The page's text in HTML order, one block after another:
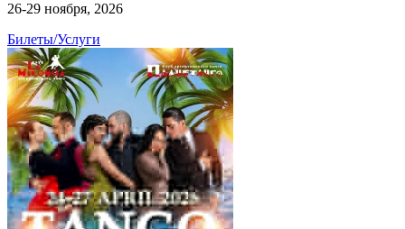
26-29 ноября, 2026
Билеты/Услуги